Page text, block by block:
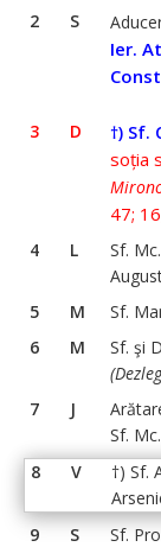
2
S
Ier.
3 D †) Sf.
soția
47;
4 L
Sf.
5
M
Sf.
6
M
Sf. şi
7
J
Sf.
8
V
†) Sf.
9
S
Sf.